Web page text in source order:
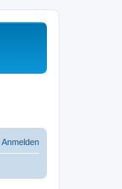
Anmelden